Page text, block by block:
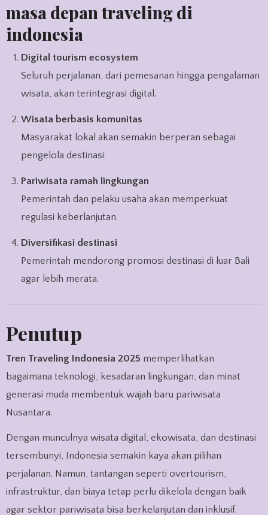
masa depan traveling di
indonesia
Digital tourism ecosystem
Seluruh perjalanan, dari pemesanan hingga pengalaman
wisata, akan terintegrasi digital.
Wisata berbasis komunitas
Masyarakat lokal akan semakin berperan sebagai
pengelola destinasi.
Pariwisata ramah lingkungan
Pemerintah dan pelaku usaha akan memperkuat
regulasi keberlanjutan.
Diversifikasi destinasi
Pemerintah mendorong promosi destinasi di luar Bali
agar lebih merata.
Penutup
Tren Traveling Indonesia 2025 memperlihatkan
bagaimana teknologi, kesadaran lingkungan, dan minat
generasi muda membentuk wajah baru pariwisata
Nusantara.
Dengan munculnya wisata digital, ekowisata, dan destinasi
tersembunyi, Indonesia semakin kaya akan pilihan
perjalanan. Namun, tantangan seperti overtourism,
infrastruktur, dan biaya tetap perlu dikelola dengan baik
agar sektor pariwisata bisa berkelanjutan dan inklusif.